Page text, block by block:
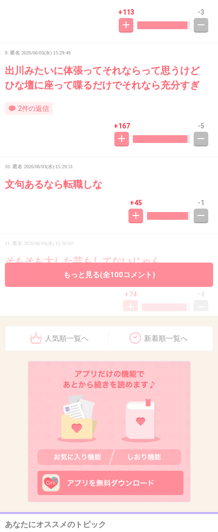
+113 -3
9. 匿名 2026/06/03(水) 15:29:49
出川みたいに体張ってそれならって思うけど
ひな壇に座って喋るだけでそれなら充分すぎ
2件の返信
+167 -5
10. 匿名 2026/06/03(水) 15:29:51
文句あるなら転職しな
+45 -1
11. 匿名 2026/06/03(水) 15:30:03
そもそも大した芸もしてないじゃん
ドッキリとかそういう企画でしか見ない
+74 -4
2026/06/03(水) 15:30:22
+53
2026/06/03(水) 15:30:25
しんいち消えそうで消えないの
地味にすごいと思うｗ
4件の返信
もっと見る(全100コメント)
人気順一覧へ 新着順一覧へ
あなたにオススメのトピック